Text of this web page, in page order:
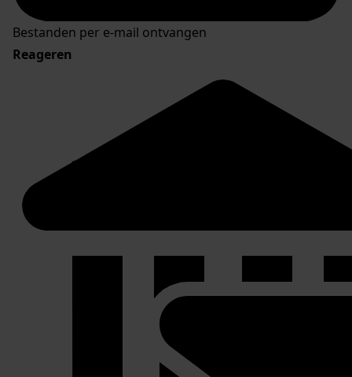
Bestanden per e-mail ontvangen
Reageren